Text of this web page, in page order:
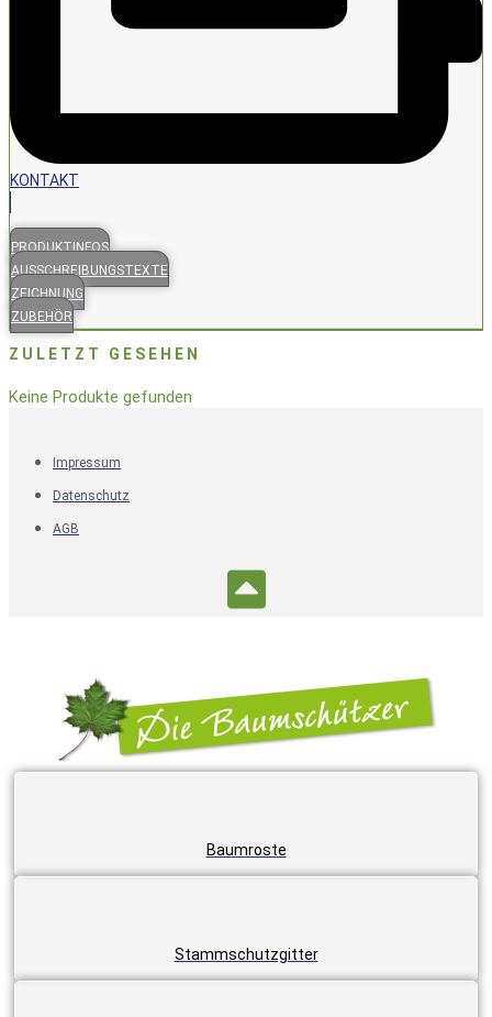
KONTAKT
PRODUKTINFOS
AUSSCHREIBUNGSTEXTE
ZEICHNUNG
ZUBEHÖR
ZULETZT GESEHEN
Keine Produkte gefunden
Impressum
Datenschutz
AGB
Baumroste
Stammschutzgitter